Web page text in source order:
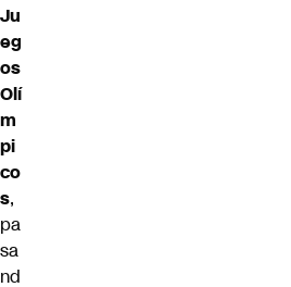
Ju
eg
os
Olí
m
pi
co
s,
pa
sa
nd